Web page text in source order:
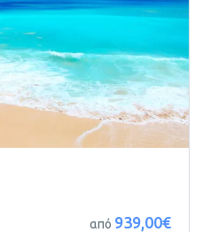
από 939,00€